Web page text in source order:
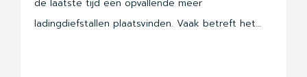
de laatste tijd een opvallende meer
ladingdiefstallen plaatsvinden. Vaak betreft het